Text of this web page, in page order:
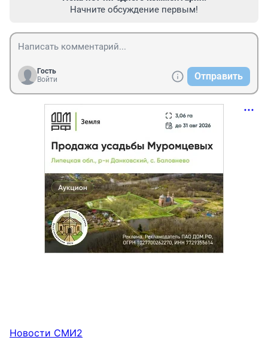
Начните обсуждение первым!
Гость
Войти
Отправить
Новости СМИ2